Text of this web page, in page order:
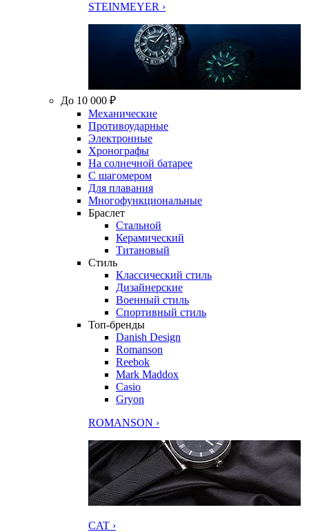
STEINMEYER ›
До 10 000 ₽
Механические
Противоударные
Электронные
Хронографы
На солнечной батарее
С шагомером
Для плавания
Многофункциональные
Браслет
Стальной
Керамический
Титановый
Стиль
Классический стиль
Дизайнерские
Военный стиль
Спортивный стиль
Топ-бренды
Danish Design
Romanson
Reebok
Mark Maddox
Casio
Gryon
ROMANSON ›
CAT ›